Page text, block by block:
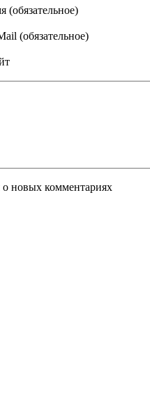
(обязательное)
(обязательное)
о новых комментариях